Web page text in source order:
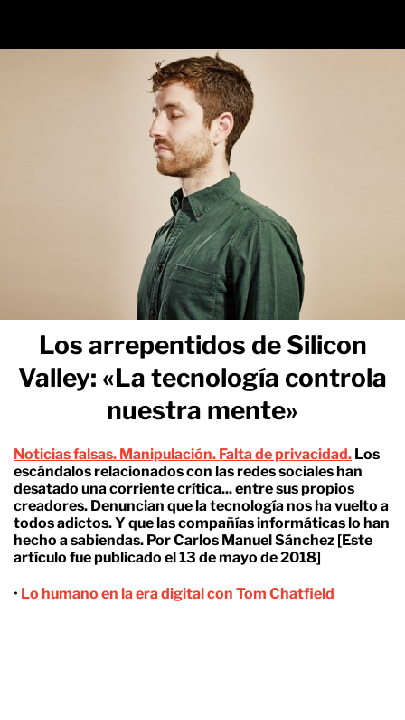
Los arrepentidos de Silicon
Valley: «La tecnología controla
nuestra mente»
Noticias falsas. Manipulación. Falta de privacidad. Los
escándalos relacionados con lasredes sociales han
desatado una corriente crítica... entre sus propios
creadores. Denuncian que la tecnología nos ha vuelto a
todos adictos. Y que las compañías informáticas lo han
hecho a sabiendas. Por Carlos Manuel Sánchez [Este
artículo fue publicado el 13 de mayo de 2018]
• Lo humano en la era digital con Tom Chatfield